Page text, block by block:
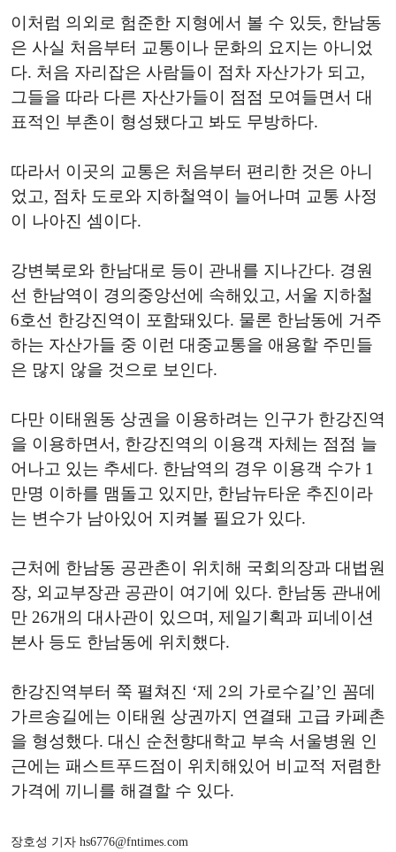
이처럼 의외로 험준한 지형에서 볼 수 있듯, 한남동
은 사실 처음부터 교통이나 문화의 요지는 아니었
다. 처음 자리잡은 사람들이 점차 자산가가 되고,
그들을 따라 다른 자산가들이 점점 모여들면서 대
표적인 부촌이 형성됐다고 봐도 무방하다.
따라서 이곳의 교통은 처음부터 편리한 것은 아니
었고, 점차 도로와 지하철역이 늘어나며 교통 사정
이 나아진 셈이다.
강변북로와 한남대로 등이 관내를 지나간다. 경원
선 한남역이 경의중앙선에 속해있고, 서울 지하철
6호선 한강진역이 포함돼있다. 물론 한남동에 거주
하는 자산가들 중 이런 대중교통을 애용할 주민들
은 많지 않을 것으로 보인다.
다만 이태원동 상권을 이용하려는 인구가 한강진역
을 이용하면서, 한강진역의 이용객 자체는 점점 늘
어나고 있는 추세다. 한남역의 경우 이용객 수가 1
만명 이하를 맴돌고 있지만, 한남뉴타운 추진이라
는 변수가 남아있어 지켜볼 필요가 있다.
근처에 한남동 공관촌이 위치해 국회의장과 대법원
장, 외교부장관 공관이 여기에 있다. 한남동 관내에
만 26개의 대사관이 있으며, 제일기획과 피네이션
본사 등도 한남동에 위치했다.
한강진역부터 쭉 펼쳐진 ‘제 2의 가로수길’인 꼼데
가르송길에는 이태원 상권까지 연결돼 고급 카페촌
을 형성했다. 대신 순천향대학교 부속 서울병원 인
근에는 패스트푸드점이 위치해있어 비교적 저렴한
가격에 끼니를 해결할 수 있다.
장호성 기자 hs6776@fntimes.com